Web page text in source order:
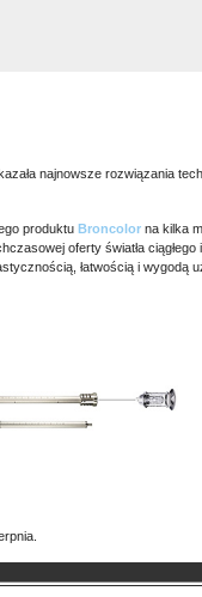
najnowsze rozwiązania
produktu Broncolor na kilka
oferty światła
łatwością i wygodą